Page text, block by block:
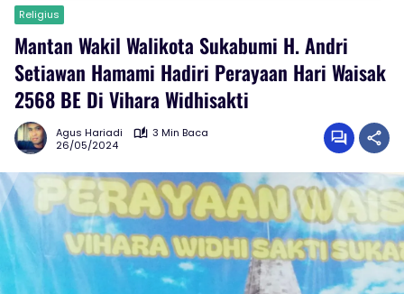
Religius
Mantan Wakil Walikota Sukabumi H. Andri
Setiawan Hamami Hadiri Perayaan Hari Waisak
2568 BE Di Vihara Widhisakti
Agus Hariadi
3 Min Baca
26/05/2024